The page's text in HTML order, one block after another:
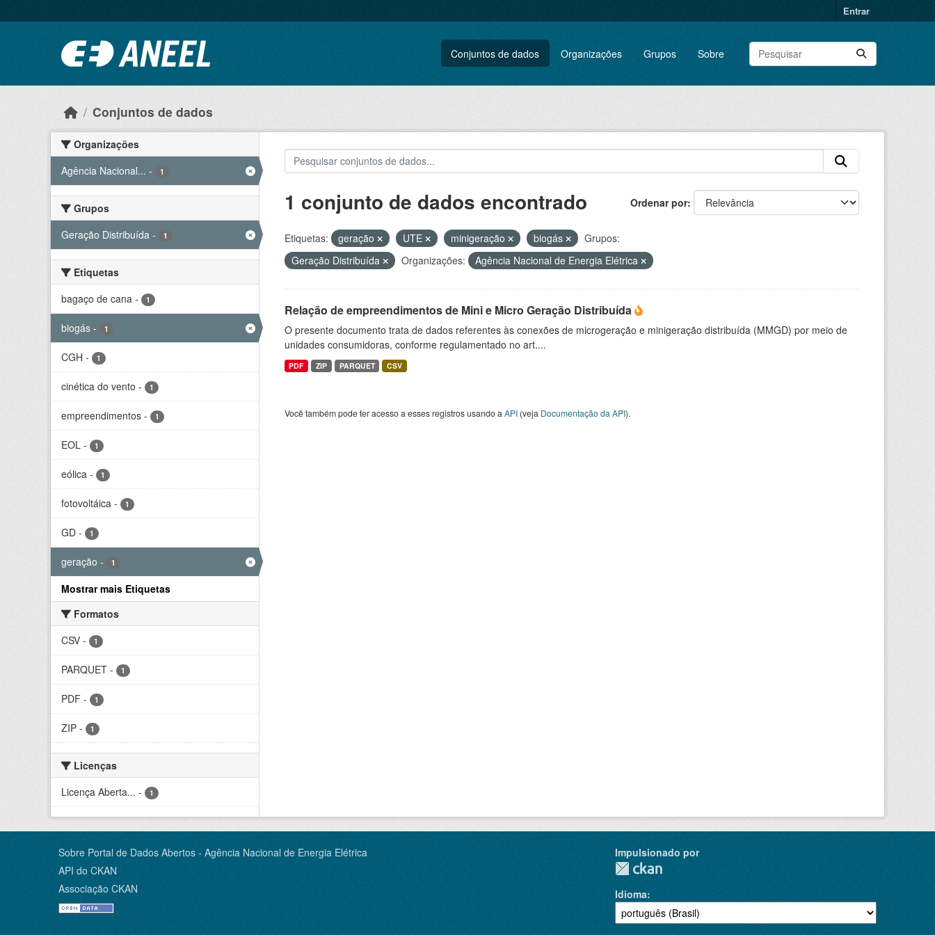
Entrar
Conjuntos de dados Organizações Grupos Sobre
Conjuntos de dados
Organizações
Agência Nacional... - 1
Grupos
Geração Distribuída - 1
Etiquetas
bagaço de cana - 1
biogás - 1
CGH - 1
cinética do vento - 1
empreendimentos - 1
EOL - 1
eólica - 1
fotovoltáica - 1
GD - 1
geração - 1
Mostrar mais Etiquetas
Formatos
CSV - 1
PARQUET - 1
PDF - 1
ZIP - 1
Licenças
Licença Aberta... - 1
Ordenar por
1 conjunto de dados encontrado
Etiquetas: geração UTE minigeração biogás
Grupos:
Geração Distribuída
Organizações: Agência Nacional de Energia Elétrica
Relação de empreendimentos de Mini e Micro Geração Distribuída
O presente documento trata de dados referentes às conexões de microgeração e minigeração distribuída (MMGD) por meio de
unidades consumidoras, conforme regulamentado no art....
PDF ZIP PARQUET CSV
Você também pode ter acesso a esses registros usando a API(veja Documentação da API).
Sobre Portal de Dados Abertos - Agência Nacional de Energia Elétrica
API do CKAN
Associação CKAN
Impulsionado por
Idioma